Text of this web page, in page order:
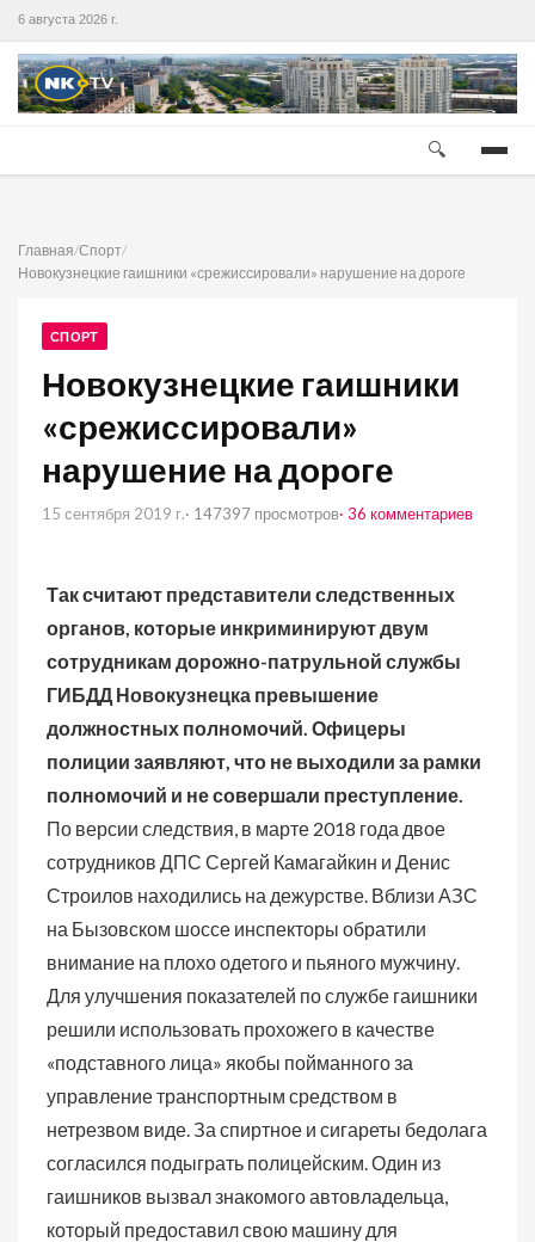
6 августа 2026 г.
🔍
Главная/Спорт/
Новокузнецкие гаишники «срежиссировали» нарушение на дороге
СПОРТ
Новокузнецкие гаишники
«срежиссировали»
нарушение на дороге
15 сентября 2019 г.· 147397 просмотров· 36 комментариев
Так считают представители следственных
органов, которые инкриминируют двум
сотрудникам дорожно-патрульной службы
ГИБДД Новокузнецка превышение
должностных полномочий. Офицеры
полиции заявляют, что не выходили за рамки
полномочий и не совершали преступление.
По версии следствия, в марте 2018 года двое
сотрудников ДПС Сергей Камагайкин и Денис
Строилов находились на дежурстве. Вблизи АЗС
на Бызовском шоссе инспекторы обратили
внимание на плохо одетого и пьяного мужчину.
Для улучшения показателей по службе гаишники
решили использовать прохожего в качестве
«подставного лица» якобы пойманного за
управление транспортным средством в
нетрезвом виде. За спиртное и сигареты бедолага
согласился подыграть полицейским. Один из
гаишников вызвал знакомого автовладельца,
который предоставил свою машину для